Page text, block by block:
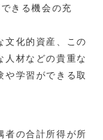
きる機会の充
化的資産、この
人材などの貴重な
や学習ができる取
の合計所得が所